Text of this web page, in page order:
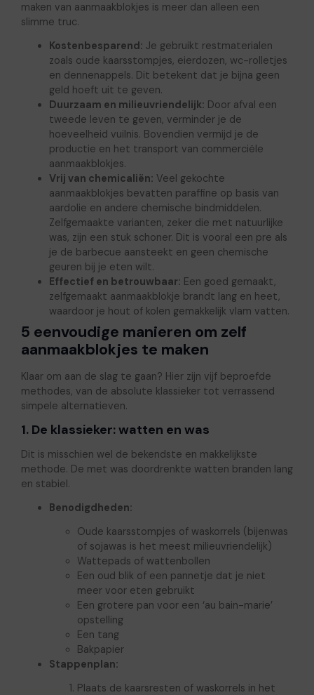
maken van aanmaakblokjes is meer dan alleen een
slimme truc.
Kostenbesparend: Je gebruikt restmaterialen
zoals oude kaarsstompjes, eierdozen, wc-rolletjes
en dennenappels. Dit betekent dat je bijna geen
geld hoeft uit te geven.
Duurzaam en milieuvriendelijk: Door afval een
tweede leven te geven, verminder je de
hoeveelheid vuilnis. Bovendien vermijd je de
productie en het transport van commerciële
aanmaakblokjes.
Vrij van chemicaliën: Veel gekochte
aanmaakblokjes bevatten paraffine op basis van
aardolie en andere chemische bindmiddelen.
Zelfgemaakte varianten, zeker die met natuurlijke
was, zijn een stuk schoner. Dit is vooral een pre als
je de barbecue aansteekt en geen chemische
geuren bij je eten wilt.
Effectief en betrouwbaar: Een goed gemaakt,
zelfgemaakt aanmaakblokje brandt lang en heet,
waardoor je hout of kolen gemakkelijk vlam vatten.
5 eenvoudige manieren om zelf
aanmaakblokjes te maken
Klaar om aan de slag te gaan? Hier zijn vijf beproefde
methodes, van de absolute klassieker tot verrassend
simpele alternatieven.
1. De klassieker: watten en was
Dit is misschien wel de bekendste en makkelijkste
methode. De met was doordrenkte watten branden lang
en stabiel.
Benodigdheden:
Oude kaarsstompjes of waskorrels (bijenwas
of sojawas is het meest milieuvriendelijk)
Wattepads of wattenbollen
Een oud blik of een pannetje dat je niet
meer voor eten gebruikt
Een grotere pan voor een ‘au bain-marie’
opstelling
Een tang
Bakpapier
Stappenplan:
Plaats de kaarsresten of waskorrels in het